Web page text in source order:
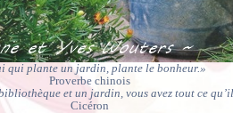
qui plante un jardin, plante le bonheur.»
Proverbe chinois
et un jardin, vous avez tout ce
Cicéron